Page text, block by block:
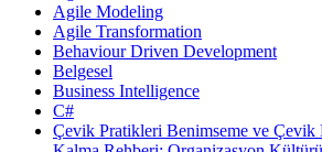
Agile Modeling
Agile Transformation
Behaviour Driven Development
Belgesel
Business Intelligence
C#
Çevik Pratikleri Benimseme ve Çevik